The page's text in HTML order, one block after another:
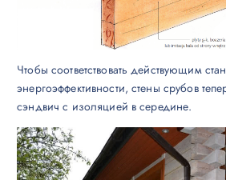
Чтобы соответствовать действующим
энергоэффективности, стены срубов
сэндвич с изоляцией в середине.